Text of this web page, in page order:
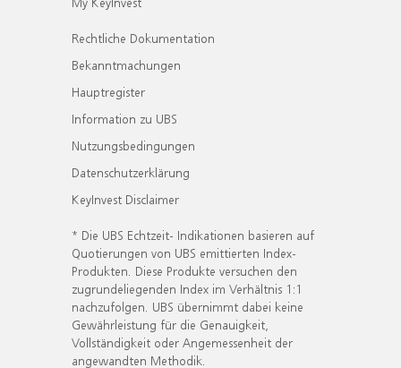
Rechtliche Dokumentation
Bekanntmachungen
Hauptregister
Information zu UBS
Nutzungsbedingungen
Datenschutzerklärung
KeyInvest Disclaimer
* Die UBS Echtzeit- Indikationen basieren auf
Quotierungen von UBS emittierten Index-
Produkten. Diese Produkte versuchen den
zugrundeliegenden Index im Verhältnis 1:1
nachzufolgen. UBS übernimmt dabei keine
Gewährleistung für die Genauigkeit,
Vollständigkeit oder Angemessenheit der
angewandten Methodik.